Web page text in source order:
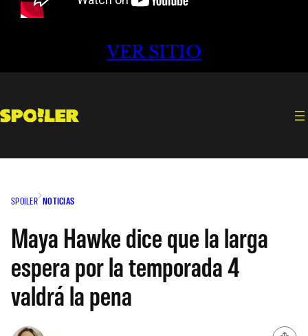
VER SITIO
SPOILER NOTICIAS
Maya Hawke dice que la larga
espera por la temporada 4
valdrá la pena